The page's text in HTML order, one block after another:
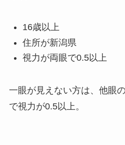
16歳以上
住所が新潟県
視力が両眼で0.5以上
一眼が見えない方は、他眼
で視力が0.5以上。